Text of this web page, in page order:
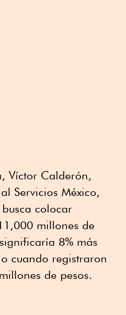
Víctor Calderón,
Servicios México,
colocar
millones de
8% más
cuando registraron
de pesos.